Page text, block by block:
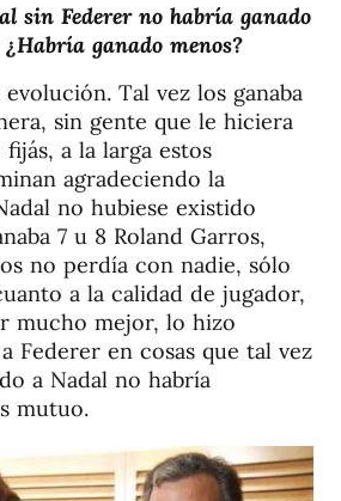
sin Federer no habría ganado
ganado menos?
Tal vez los ganaba
sin gente que le hiciera
a la larga estos
agradeciendo la
no hubiese existido
7 u 8 Roland Garros,
no perdía con nadie, sólo
a la calidad de jugador,
mucho mejor, lo hizo
Federer en cosas que tal vez
a Nadal no habría
mutuo.